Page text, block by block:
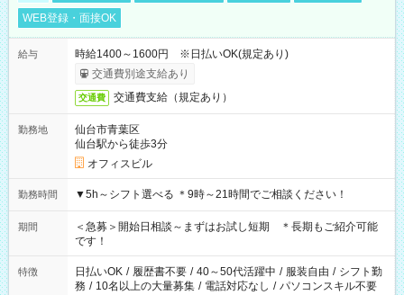
WEB登録・面接OK
給与
時給1400～1600円 ※日払いOK(規定あり)
交通費別途支給あり
交通費 交通費支給（規定あり）
勤務地
仙台市青葉区
仙台駅から徒歩3分
オフィスビル
勤務時間 ▼5h～シフト選べる ＊9時～21時間でご相談ください！
期間
＜急募＞開始日相談～まずはお試し短期 ＊長期もご紹介可能
です！
特徴 日払いOK / 履歴書不要 / 40～50代活躍中 / 服装自由 / シフト勤
務 / 10名以上の大量募集 / 電話対応なし / パソコンスキル不要